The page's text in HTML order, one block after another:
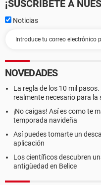
¡SUSCRÍBETE A
Noticias
NOVEDADES
La regla de los 10 mil
realmente necesario para la
¡No caigas! Así es como te
temporada navideña
Así puedes tomarte un
aplicación
Los científicos descubren
antigüedad en Belice